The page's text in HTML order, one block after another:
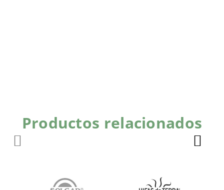
Productos relacionados